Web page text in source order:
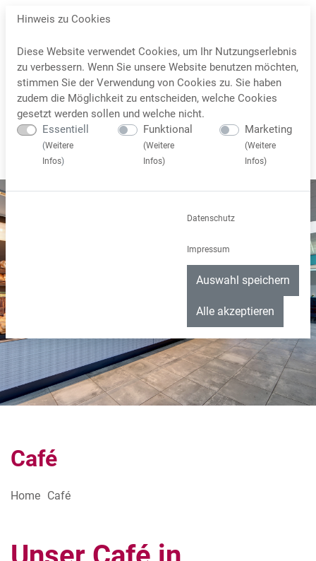
Café
Home Café
Hinweis zu Cookies
Diese Website verwendet Cookies, um Ihr Nutzungserlebnis
zu verbessern. Wenn Sie unsere Website benutzen möchten,
stimmen Sie der Verwendung von Cookies zu. Sie haben
zudem die Möglichkeit zu entscheiden, welche Cookies
gesetzt werden sollen und welche nicht.
Essentiell
(Weitere
Infos)
Funktional
(Weitere
Infos)
Marketing
(Weitere
Infos)
Datenschutz
Impressum
Auswahl speichern
Alle akzeptieren